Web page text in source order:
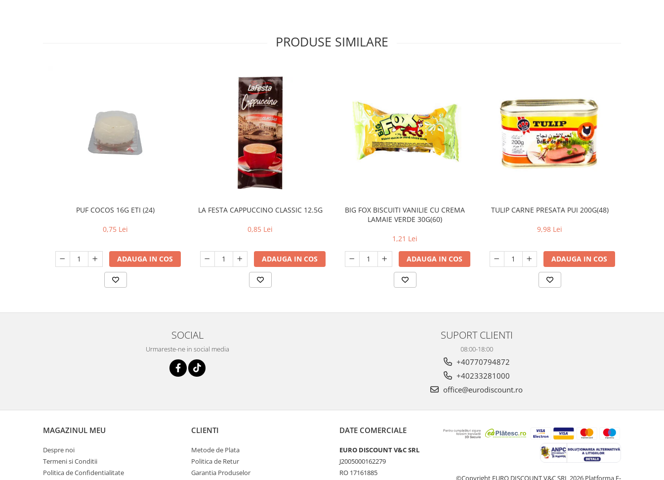
PRODUSE SIMILARE
PUF COCOS 16G ETI (24)
0,75 Lei
ADAUGA IN COS
LA FESTA CAPPUCCINO CLASSIC 12.5G
0,85 Lei
ADAUGA IN COS
BIG FOX BISCUITI VANILIE CU CREMA
LAMAIE VERDE 30G(60)
1,21 Lei
ADAUGA IN COS
TULIP CARNE PRESATA PUI 200G(48)
9,98 Lei
ADAUGA IN COS
SOCIAL
Urmareste-ne in social media
SUPORT CLIENTI
08:00-18:00
+40770794872
+40233281000
office@eurodiscount.ro
MAGAZINUL MEU
Despre noi
Termeni si Conditii
Politica de Confidentialitate
CLIENTI
Metode de Plata
Politica de Retur
Garantia Produselor
DATE COMERCIALE
EURO DISCOUNT V&C SRL
J2005000162279
RO 17161885
©Copyright EURO DISCOUNT V&C SRL 2026 Platforma E-